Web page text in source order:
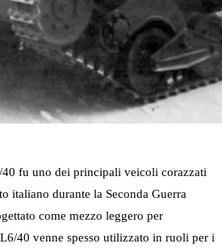
fu uno dei principali veicoli corazzati
italiano durante la Seconda Guerra
come mezzo leggero per
40 venne spesso utilizzato in ruoli per i